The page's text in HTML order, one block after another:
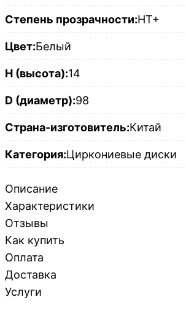
Степень прозрачности:HT+
Цвет:Белый
H (высота):14
D (диаметр):98
Страна-изготовитель:Китай
Категория:Циркониевые диски
Описание
Характеристики
Отзывы
Как купить
Оплата
Доставка
Услуги